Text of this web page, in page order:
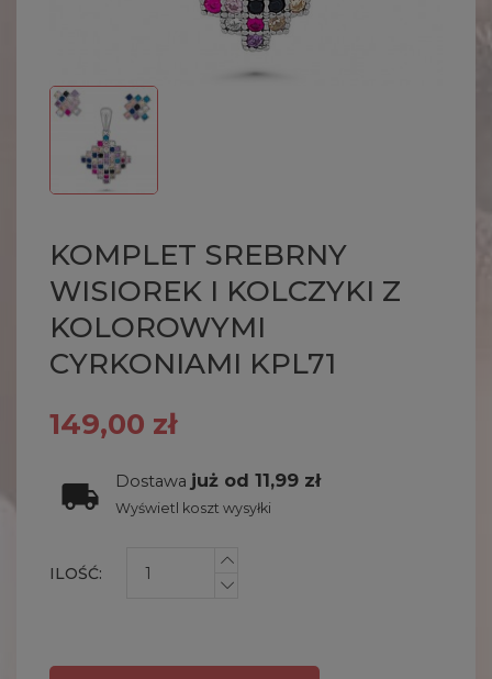
KOMPLET SREBRNY
WISIOREK I KOLCZYKI Z
KOLOROWYMI
CYRKONIAMI KPL71
149,00 zł
Dostawa już od 11,99 zł
Wyświetl koszt wysyłki
ILOŚĆ: